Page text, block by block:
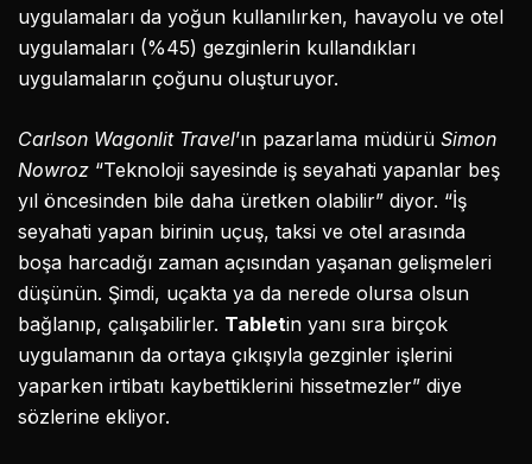
uygulamaları da yoğun kullanılırken, havayolu ve otel
uygulamaları (%45) gezginlerin kullandıkları
uygulamaların çoğunu oluşturuyor.
Carlson Wagonlit Travel’ın pazarlama müdürü Simon
Nowroz “Teknoloji sayesinde iş seyahati yapanlar beş
yıl öncesinden bile daha üretken olabilir” diyor. “İş
seyahati yapan birinin uçuş, taksi ve otel arasında
boşa harcadığı zaman açısından yaşanan gelişmeleri
düşünün. Şimdi, uçakta ya da nerede olursa olsun
bağlanıp, çalışabilirler. Tabletin yanı sıra birçok
uygulamanın da ortaya çıkışıyla gezginler işlerini
yaparken irtibatı kaybettiklerini hissetmezler” diye
sözlerine ekliyor.